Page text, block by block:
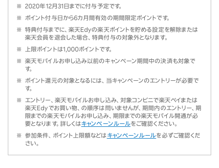
※
2020年12月31日までに付与予定です。
※
ポイント付与日から6カ月間有効の期間限定ポイントです。
※
特典付与までに、楽天Edyの楽天ポイントを貯める設定を解除または
楽天会員を退会した場合、特典付与の対象外となります。
※
上限ポイントは1,000ポイントです。
※
楽天モバイルお申し込み以前のキャンペーン期間中の決済も対象で
す。
※
ポイント還元の対象となるには、当キャンペーンのエントリーが必要で
す。
※
エントリー、楽天モバイルお申し込み、対象コンビニで楽天ペイまたは
楽天Edyでお買い物、の順序は問いませんが、期間内のエントリー、期
限までの楽天モバイルお申し込み、期限までの楽天モバイル開通が必
要となります。詳しくはキャンペーンルールをご確認ください。
※
参加条件、ポイント上限額などは キャンペーンルールを必ずご確認くだ
さい。